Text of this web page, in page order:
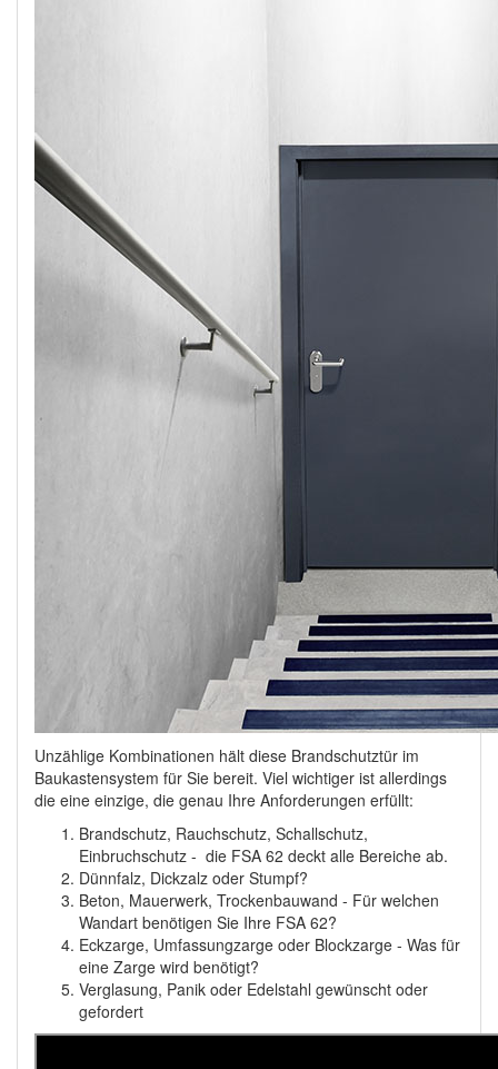
Unzählige Kombinationen hält diese Brandschutztür im
Baukastensystem für Sie bereit. Viel wichtiger ist allerdings
die eine einzige, die genau Ihre Anforderungen erfüllt:
Brandschutz, Rauchschutz, Schallschutz,
Einbruchschutz - die FSA 62 deckt alle Bereiche ab.
Dünnfalz, Dickzalz oder Stumpf?
Beton, Mauerwerk, Trockenbauwand - Für welchen
Wandart benötigen Sie Ihre FSA 62?
Eckzarge, Umfassungzarge oder Blockzarge - Was für
eine Zarge wird benötigt?
Verglasung, Panik oder Edelstahl gewünscht oder
gefordert